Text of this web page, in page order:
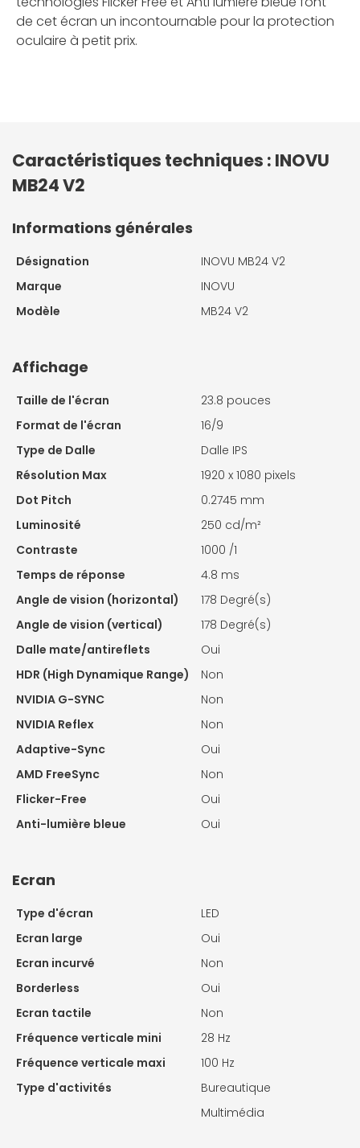
de cet écran un incontournable pour la protection
oculaire à petit prix.
Caractéristiques techniques : INOVU
MB24 V2
Informations générales
Désignation
INOVU MB24 V2
Marque
INOVU
Modèle
MB24 V2
Affichage
Taille de l'écran
23.8 pouces
Format de l'écran
16/9
Type de Dalle
Dalle IPS
Résolution Max
1920 x 1080 pixels
Dot Pitch
0.2745 mm
Luminosité
250 cd/m²
Contraste
1000 /1
Temps de réponse
4.8 ms
Angle de vision (horizontal)
178 Degré(s)
Angle de vision (vertical)
178 Degré(s)
Dalle mate/antireflets
Oui
HDR (High Dynamique Range)
Non
NVIDIA G-SYNC
Non
NVIDIA Reflex
Non
Adaptive-Sync
Oui
AMD FreeSync
Non
Flicker-Free
Oui
Anti-lumière bleue
Oui
Ecran
Type d'écran
LED
Ecran large
Oui
Ecran incurvé
Non
Borderless
Oui
Ecran tactile
Non
Fréquence verticale mini
28 Hz
Fréquence verticale maxi
100 Hz
Type d'activités
Bureautique
Multimédia